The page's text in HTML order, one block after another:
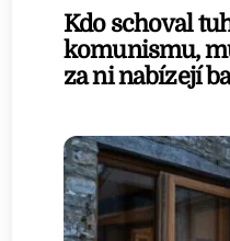
Kdo schoval
komunismu,
za ni nabízejí